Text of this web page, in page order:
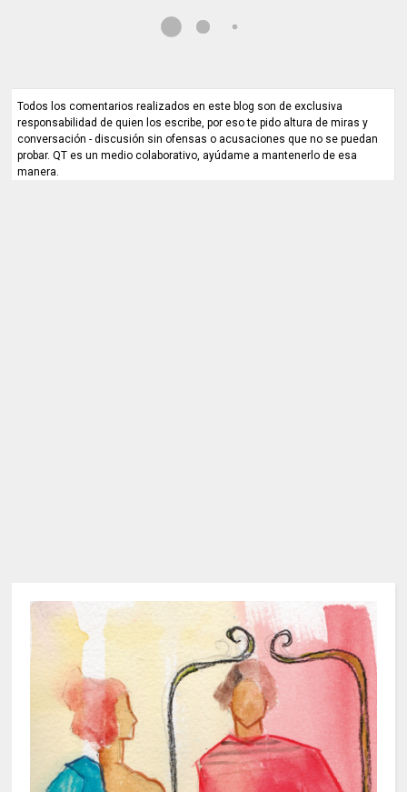
Todos los comentarios realizados en este blog son de exclusiva
responsabilidad de quien los escribe, por eso te pido altura de miras y
conversación - discusión sin ofensas o acusaciones que no se puedan
probar. QT es un medio colaborativo, ayúdame a mantenerlo de esa
manera.